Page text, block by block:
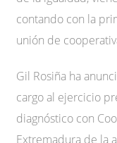
contando con la
unión de
Gil Rosiña ha
cargo al ejercicio
diagnóstico con
Extremadura de la